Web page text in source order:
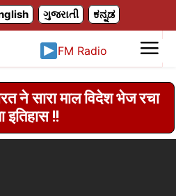
ગુજરાતી ಕನ್ನಡ
FM Radio
ने सारा माल विदेश भेज रचा
इतिहास !!